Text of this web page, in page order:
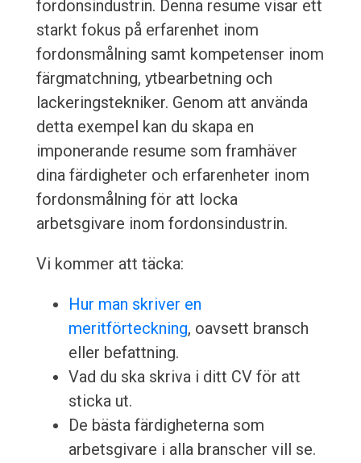
fordonsindustrin. Denna resume visar ett
starkt fokus på erfarenhet inom
fordonsmålning samt kompetenser inom
färgmatchning, ytbearbetning och
lackeringstekniker. Genom att använda
detta exempel kan du skapa en
imponerande resume som framhäver
dina färdigheter och erfarenheter inom
fordonsmålning för att locka
arbetsgivare inom fordonsindustrin.
Vi kommer att täcka:
Hur man skriver en
meritförteckning, oavsett bransch
eller befattning.
Vad du ska skriva i ditt CV för att
sticka ut.
De bästa färdigheterna som
arbetsgivare i alla branscher vill se.